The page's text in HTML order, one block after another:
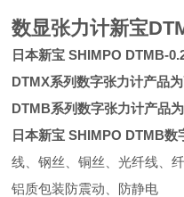
数显张力计新宝
日本新宝 SHIMPO DTMB-
DTMX系列数字张力计产品
DTMB系列数字张力计产品
日本新宝 SHIMPO DTMB数
线、钢丝、铜丝、光纤线、
铝质包装防震动、防静电